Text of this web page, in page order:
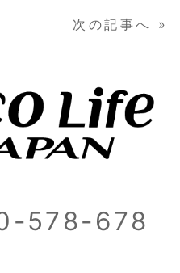
次の記事へ »
578-678